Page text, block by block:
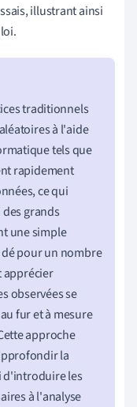
illustrant ainsi
traditionnels
à l'aide
tels que
rapidement
ce qui
grands
une simple
pour un nombre
apprécier
observées se
fur et à mesure
approche
la
d'introduire les
à l'analyse